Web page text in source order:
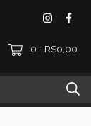
0 - R$0,00